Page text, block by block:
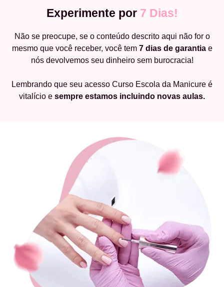
Experimente por 7 Dias!
Não se preocupe, se o conteúdo descrito aqui não for o
mesmo que você receber, você tem 7 dias de garantiae
nós devolvemos seu dinheiro sem burocracia!
Lembrando que seu acesso Curso Escola da Manicure é
vitalício e sempre estamos incluindo novas aulas.